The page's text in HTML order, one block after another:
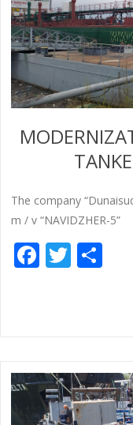
The company
m / v “NAVIDZHER-5”
Facebook